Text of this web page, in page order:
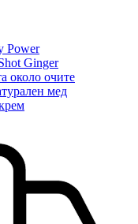
Power
Ginger
около очите
мед